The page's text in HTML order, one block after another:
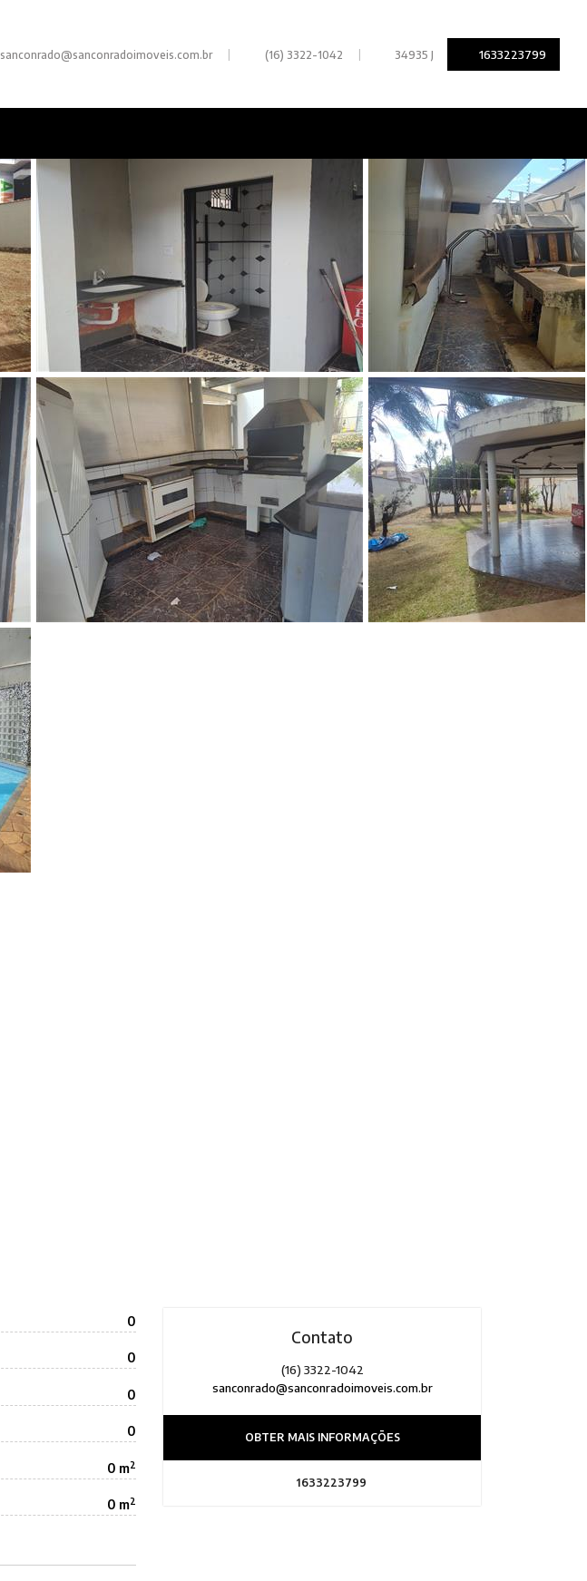
sanconrado@sanconradoimoveis.com.br | (16) 3322-1042 | 34935 J 1633223799
0
0
0
0
0 m2
0 m2
Contato
(16) 3322-1042
sanconrado@sanconradoimoveis.com.br
OBTER MAIS INFORMAÇÕES
1633223799